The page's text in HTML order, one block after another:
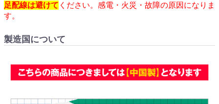
足配線は避けて ください。感電・火災・故障の原因になりま
す。
製造国について